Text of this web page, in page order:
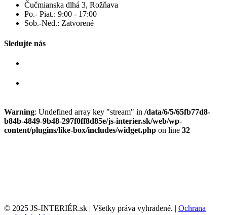
Čučmianska dlhá 3, Rožňava
Po.- Piat.: 9:00 - 17:00
Sob.-Ned.: Zatvorené
Sledujte nás
Warning: Undefined array key "stream" in /data/6/5/65fb77d8-
b84b-4849-9b48-297f0ff8d85e/js-interier.sk/web/wp-
content/plugins/like-box/includes/widget.php on line 32
© 2025 JS-INTERIÉR.sk | Všetky práva vyhradené. | Ochrana